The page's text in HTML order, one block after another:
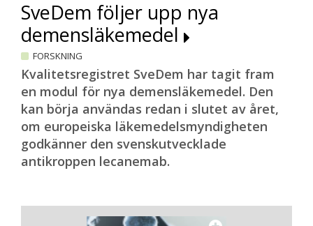
SveDem följer upp nya
demensläkemedel
FORSKNING
Kvalitetsregistret SveDem har tagit fram
en modul för nya demensläkemedel. Den
kan börja användas redan i slutet av året,
om europeiska läkemedelsmyndigheten
godkänner den svenskutvecklade
antikroppen lecanemab.